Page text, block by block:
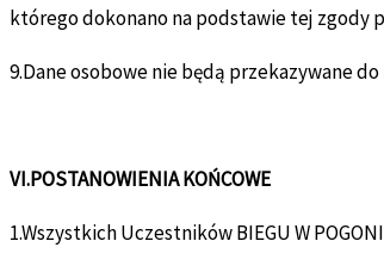
którego dokonano na podstawie tej zgody
9.Dane osobowe nie będą przekazywane
VI.POSTANOWIENIA KOŃCOWE
1.Wszystkich Uczestników BIEGU W